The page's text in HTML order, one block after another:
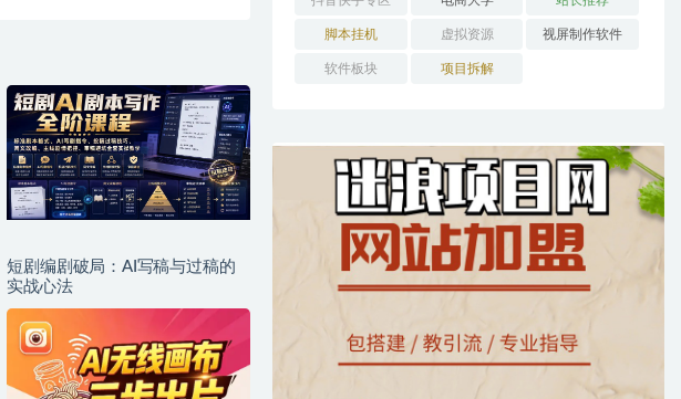
短剧编剧破局：AI写稿与过稿的
实战心法
脚本挂机 虚拟资源 视屏制作软件
软件板块 项目拆解